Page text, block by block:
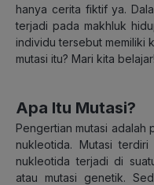
hanya cerita fiktif ya.
terjadi pada makhluk
individu tersebut memiliki
mutasi itu? Mari kita belajar!
Apa Itu Mutasi?
Pengertian mutasi adalah
nukleotida. Mutasi
nukleotida terjadi di
atau mutasi genetik.